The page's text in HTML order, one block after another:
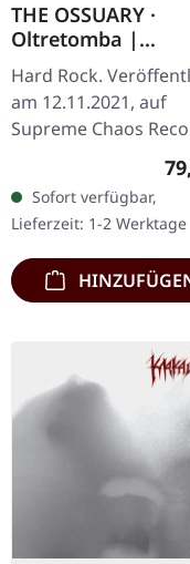
THE OSSUARY ·
Oltretomba |
WOODEN LP/CD/
BOX
Hard Rock.
am 12.11.2021, auf
Supreme Chaos
Extrem schwere
Holzbox mit Logo
Nummerierung,
auf nur 100…
Sofort verfügbar,
Lieferzeit: 1-2 Werktage